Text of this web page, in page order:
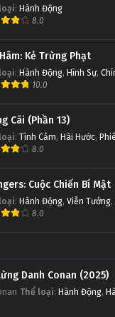
: Hành Động
8.0
Kẻ Trừng Phạt
: Hành Động, Hình Sự,
10.0
Cãi (Phần 13)
: Tình Cảm, Hài Hước,
8.0
Cuộc Chiến Bí Mật
: Hành Động, Viễn Tưởng,
8.0
Danh Conan (2025)
Thể loại: Hành Động,